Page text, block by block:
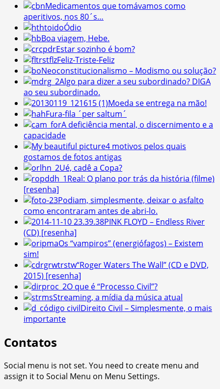
Medicamentos que tomávamos como
aperitivos, nos 80´s…
Ódio
Boa viagem, Hebe.
Estar sozinho é bom?
Feliz-Triste-Feliz
Neoconstitucionalismo – Modismo ou solução?
Algo para dizer a seu subordinado? DIGA
ao seu subordinado.
Moeda se entrega na mão!
Fura-fila ´per saltum´
A deficiência mental, o discernimento e a
capacidade
4 motivos pelos quais
gostamos de fotos antigas
Ué, cadê a Copa?
Real: O plano por trás da história (filme)
[resenha]
Podiam, simplesmente, deixar o asfalto
como encontraram antes de abri-lo.
PINK FLOYD – Endless River
(CD) [resenha]
Os “vampiros” (energiófagos) – Existem
sim!
“Roger Waters The Wall” (CD e DVD,
2015) [resenha]
O que é “Processo Civil”?
Streaming, a mídia da música atual
Direito Civil – Simplesmente, o mais
importante
Contatos
Social menu is not set. You need to create menu and
assign it to Social Menu on Menu Settings.